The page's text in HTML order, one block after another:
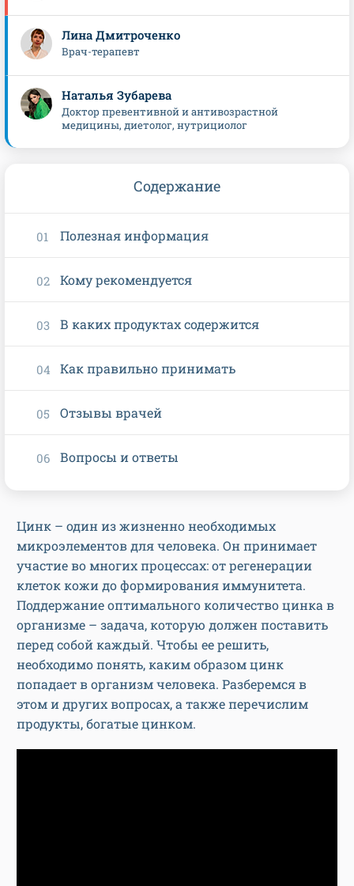
Цинк – один из жизненно необходимых
микроэлементов для человека. Он принимает
участие во многих процессах: от регенерации
клеток кожи до формирования иммунитета.
Поддержание оптимального количество цинка в
организме – задача, которую должен поставить
перед собой каждый. Чтобы ее решить,
необходимо понять, каким образом цинк
попадает в организм человека. Разберемся в
этом и других вопросах, а также перечислим
продукты, богатые цинком.
Лина Дмитроченко
Врач-терапевт
Наталья Зубарева
Доктор превентивной и антивозрастной
медицины, диетолог, нутрициолог
Содержание
Полезная информация
Кому рекомендуется
В каких продуктах содержится
Как правильно принимать
Отзывы врачей
Вопросы и ответы